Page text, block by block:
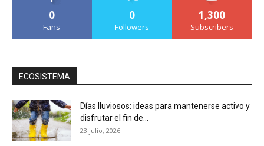
0
Fans
0
Followers
1,300
Subscribers
ECOSISTEMA
Días lluviosos: ideas para mantenerse activo y
disfrutar el fin de...
23 julio, 2026